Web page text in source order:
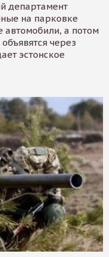
департамент
на парковке
автомобили, а потом
через
эстонское